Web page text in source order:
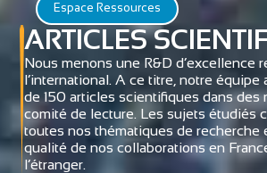
Espace Ressources
ARTICLES
Nous menons une R&D d’excellence
l’international. A ce titre, notre équipe
de 150 articles scientifiques dans des
comité de lecture. Les sujets étudiés
toutes nos thématiques de recherche
qualité de nos collaborations en
l’étranger.